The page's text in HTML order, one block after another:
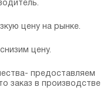
цену на рынке.
цену.
предоставляем
заказ в производстве